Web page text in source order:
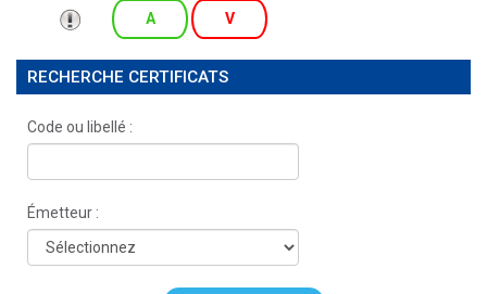
A V
RECHERCHE CERTIFICATS
Code ou libellé :
Émetteur :